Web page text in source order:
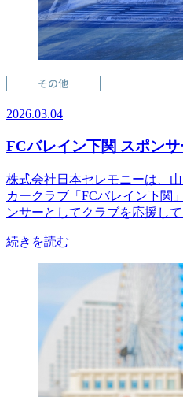
2026.03.04
FCバレイン下関 スポン
株式会社日本セレモニーは、
カークラブ「FCバレイン下関
ンサーとしてクラブを応援して
続きを読む